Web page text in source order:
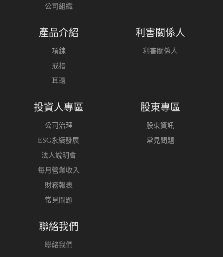
公司組織
產品介紹
項鍊
戒指
耳環
利害關係人
利害關係人
投資人專區
公司治理
ESG永續發展
法人說明會
每月營業收入
財務報表
常見問題
股東專區
股東資訊
常見問題
聯絡我們
聯絡我們